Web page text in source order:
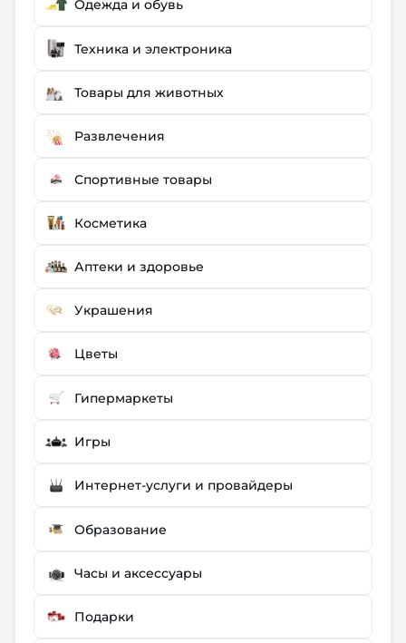
Одежда и обувь
Техника и электроника
Товары для животных
Развлечения
Спортивные товары
Косметика
Аптеки и здоровье
Украшения
Цветы
Гипермаркеты
Игры
Интернет-услуги и провайдеры
Образование
Часы и аксессуары
Подарки